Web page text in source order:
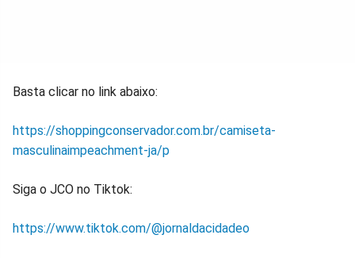
Basta clicar no link abaixo:
https://shoppingconservador.com.br/camiseta-
masculinaimpeachment-ja/p
Siga o JCO no Tiktok:
https://www.tiktok.com/@jornaldacidadeo